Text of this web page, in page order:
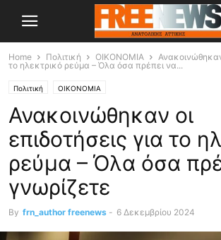
Home Πολιτική OIKONOMIA
Ανακοινώθηκαν
το ηλεκτρικό ρεύμα – Όλα όσα πρέπει να...
Πολιτική OIKONOMIA
Ανακοινώθηκαν οι
επιδοτήσεις για το
ρεύμα – Όλα όσα
γνωρίζετε
By frn_author freenews - 6 Δεκεμβρίου 2024